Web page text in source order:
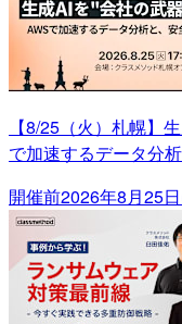
【8/25（火）札幌】
で加速するデータ分
開催前2026年8月25